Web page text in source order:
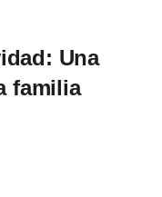
Una
familia